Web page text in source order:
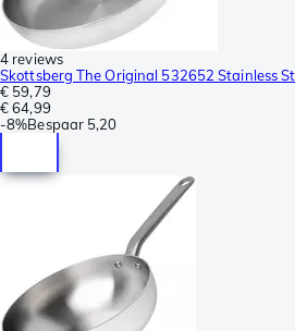
4 reviews
Skottsberg The Original 532652 Stainless
€ 59,79
€ 64,99
-8%Bespaar 5,20